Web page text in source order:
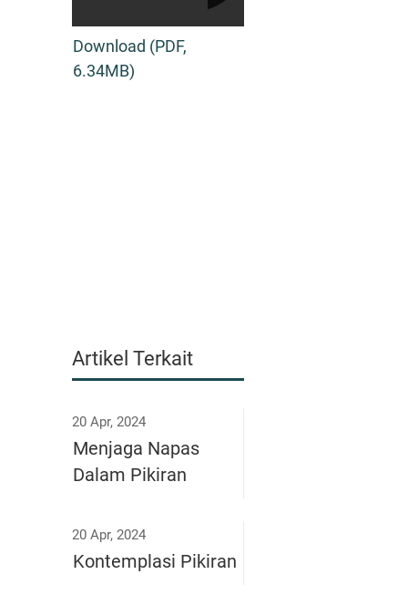
Download (PDF,
6.34MB)
Artikel Terkait
20 Apr, 2024
Menjaga Napas
Dalam Pikiran
20 Apr, 2024
Kontemplasi Pikiran